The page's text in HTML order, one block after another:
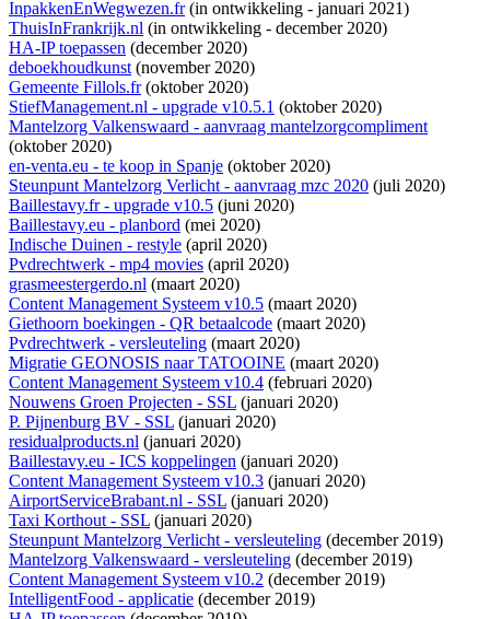
InpakkenEnWegwezen.fr(in ontwikkeling - januari 2021)
ThuisInFrankrijk.nl (in ontwikkeling - december 2020)
HA-IP toepassen (december 2020)
deboekhoudkunst(november 2020)
Gemeente Fillols.fr(oktober 2020)
StiefManagement.nl - upgrade v10.5.1 (oktober 2020)
Mantelzorg Valkenswaard - aanvraag mantelzorgcompliment
(oktober 2020)
en-venta.eu - te koop in Spanje (oktober 2020)
Steunpunt Mantelzorg Verlicht - aanvraag mzc 2020 (juli 2020)
Baillestavy.fr - upgrade v10.5 (juni 2020)
Baillestavy.eu - planbord (mei 2020)
Indische Duinen - restyle (april 2020)
Pvdrechtwerk - mp4 movies (april 2020)
grasmeestergerdo.nl (maart 2020)
Content Management Systeem v10.5 (maart 2020)
Giethoorn boekingen - QR betaalcode (maart 2020)
Pvdrechtwerk - versleuteling (maart 2020)
Migratie GEONOSIS naar TATOOINE (maart 2020)
Content Management Systeem v10.4 (februari 2020)
Nouwens Groen Projecten - SSL (januari 2020)
P. Pijnenburg BV - SSL (januari 2020)
residualproducts.nl (januari 2020)
Baillestavy.eu - ICS koppelingen (januari 2020)
Content Management Systeem v10.3 (januari 2020)
AirportServiceBrabant.nl - SSL (januari 2020)
Taxi Korthout - SSL (januari 2020)
Steunpunt Mantelzorg Verlicht - versleuteling (december 2019)
Mantelzorg Valkenswaard - versleuteling (december 2019)
Content Management Systeem v10.2 (december 2019)
IntelligentFood - applicatie (december 2019)